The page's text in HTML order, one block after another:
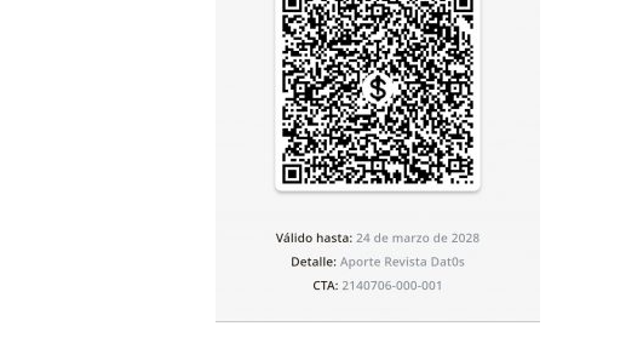
Maldox Williams. No debieron transcurrir ni 5 minutos cuando
el detenido.
palabra alguna. La señora Williams en un acto de contención
el rostro de Maldox una y otra vez, aunque se notó
por sus mejillas. La señora Williams preguntó una y otra vez
de veces un vaso de agua que le ofreció el delegado. Sentía el
pero a pesar de ese sufrimiento mantenía la misma convicción
los dejará un momento a solas, petición que el policía accedió